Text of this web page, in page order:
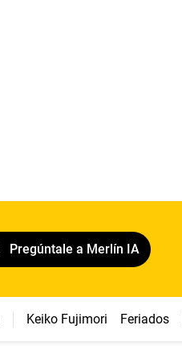
Pregúntale a Merlín IA
Keiko Fujimori Feriados